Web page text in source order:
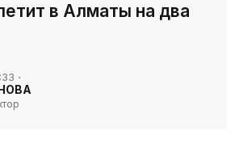
в Алматы на два